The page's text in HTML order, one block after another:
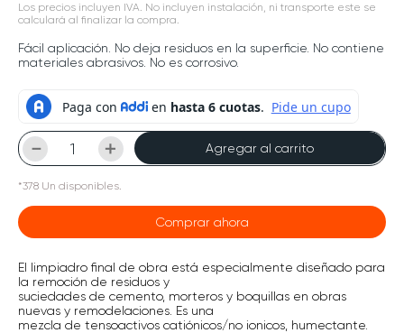
Los precios incluyen IVA. No incluyen instalación, ni transporte este se
calculará al finalizar la compra.
Fácil aplicación. No deja residuos en la superficie. No contiene
materiales abrasivos. No es corrosivo.
＋
－ Agregar al carrito
*378 Un disponibles.
Comprar ahora
El limpiadro final de obra está especialmente diseñado para
la remoción de residuos y
suciedades de cemento, morteros y boquillas en obras
nuevas y remodelaciones. Es una
mezcla de tensoactivos catiónicos/no ionicos, humectante.